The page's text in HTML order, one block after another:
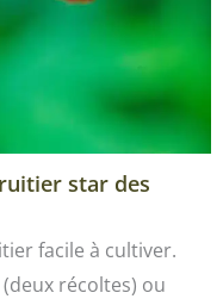
star des
facile à cultiver.
récoltes) ou